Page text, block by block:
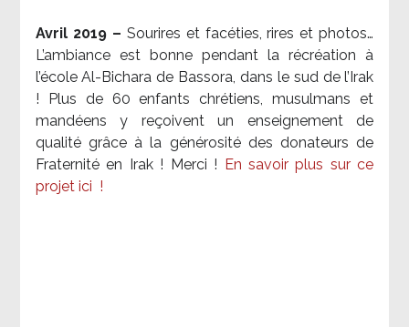
Avril 2019 – Sourires et facéties, rires et photos…
L’ambiance est bonne pendant la récréation à
l’école Al-Bichara de Bassora, dans le sud de l’Irak
! Plus de 60 enfants chrétiens, musulmans et
mandéens y reçoivent un enseignement de
qualité grâce à la générosité des donateurs de
Fraternité en Irak ! Merci !
En savoir plus sur ce
projet ici !